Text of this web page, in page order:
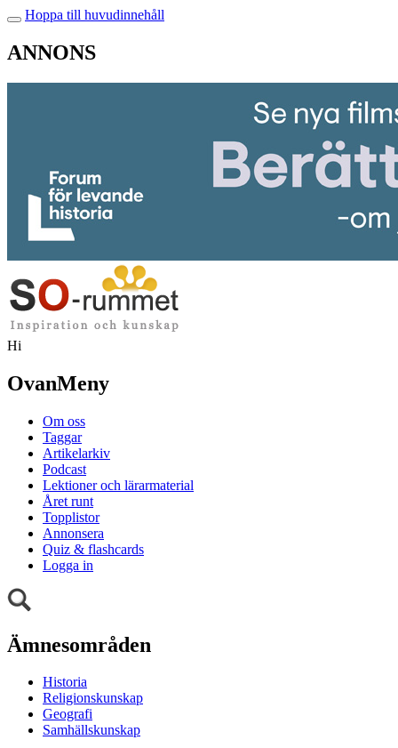
Hoppa till huvudinnehåll
ANNONS
Hi
OvanMeny
Om oss
Taggar
Artikelarkiv
Podcast
Lektioner och lärarmaterial
Året runt
Topplistor
Annonsera
Quiz & flashcards
Logga in
Ämnesområden
Historia
Religionskunskap
Geografi
Samhällskunskap